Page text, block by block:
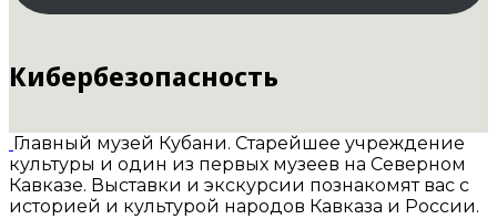
Кибербезопасность
Главный музей Кубани. Старейшее учреждение
культуры и один из первых музеев на Северном
Кавказе. Выставки и экскурсии познакомят вас с
историей и культурой народов Кавказа и России.